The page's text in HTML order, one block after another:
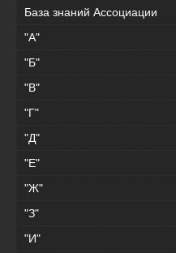
База знаний Ассоциации
"А"
"Б"
"В"
"Г"
"Д"
"Е"
"Ж"
"З"
"И"